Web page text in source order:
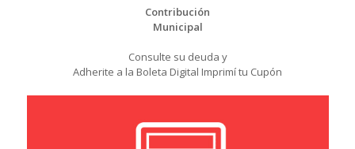
Contribución
Municipal
Consulte su deuda y
Adherite a la Boleta Digital Imprimí tu Cupón